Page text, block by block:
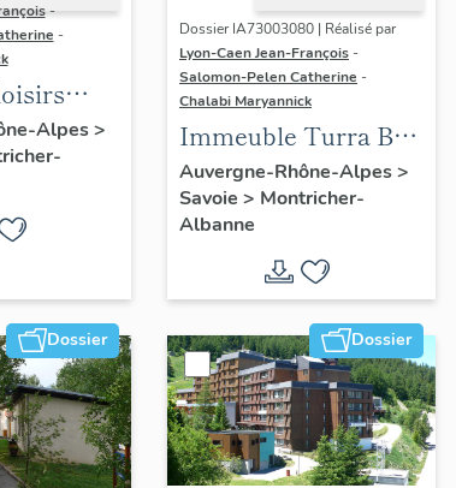
-
-
: Village
Alpes>
Dossier IA73003080 | Réalisé par
Lyon-Caen Jean-François -
Salomon-Pelen Catherine -
Chalabi Maryannick
Immeuble Turra B1 :
Foyer de jeunes
travailleurs la Turra
B1
Auvergne-Rhône-Alpes>
Savoie > Montricher-
Albanne
Dossier Dossier